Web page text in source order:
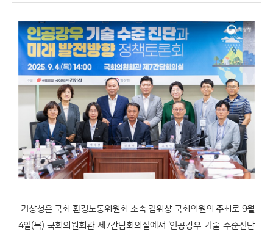
기상청은 국회 환경노동위원회 소속 김위상 국회의원의 주최로 9월
4일(목) 국회의원회관 제7간담회의실에서 ‘인공강우 기술 수준진단